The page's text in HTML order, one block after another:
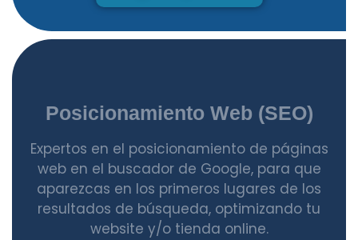
Posicionamiento Web (SEO)
Expertos en el posicionamiento de páginas
web en el buscador de Google, para que
aparezcas en los primeros lugares de los
resultados de búsqueda, optimizando tu
website y/o tienda online.